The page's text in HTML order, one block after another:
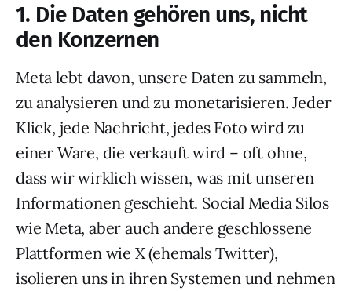
1. Die Daten gehören uns, nicht
den Konzernen
Meta lebt davon, unsere Daten zu sammeln,
zu analysieren und zu monetarisieren. Jeder
Klick, jede Nachricht, jedes Foto wird zu
einer Ware, die verkauft wird – oft ohne,
dass wir wirklich wissen, was mit unseren
Informationen geschieht. Social Media Silos
wie Meta, aber auch andere geschlossene
Plattformen wie X (ehemals Twitter),
isolieren uns in ihren Systemen und nehmen